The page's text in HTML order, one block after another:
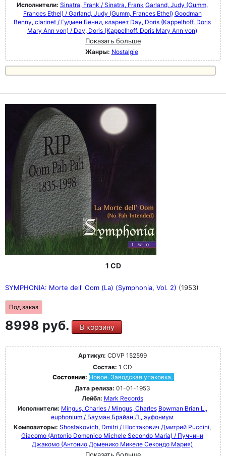
Исполнители: Sinatra, Frank / Sinatra, Frank Garland, Judy (Gumm,
Frances Ethel) / Garland, Judy (Gumm, Frances Ethel) Goodman
Benny, clarinet / Гудмен Бенни, кларнет Day, Doris (Kappelhoff, Doris
Mary Ann von) / Day, Doris (Kappelhoff, Doris Mary Ann von)
Показать больше
Жанры: Nostalgie
1 CD
SYMPHONIA: Morte dell' Oom (La) (Symphonia, Vol. 2) (1953)
Под заказ
8998 руб. В корзину
Артикул: CDVP 152599
Состав: 1 CD
Состояние: Новое. Заводская упаковка.
Дата релиза: 01-01-1953
Лейбл: Mark Records
Исполнители: Mingus, Charles / Mingus, Charles Bowman Brian L.,
euphonium / Бауман Брайан Л., эуфониум
Композиторы: Shostakovich, Dmitri / Шостакович Дмитрий Puccini,
Giacomo (Antonio Domenico Michele Secondo Maria) / Пуччини
Джакомо (Антонио Доменико Микеле Секондо Мария)